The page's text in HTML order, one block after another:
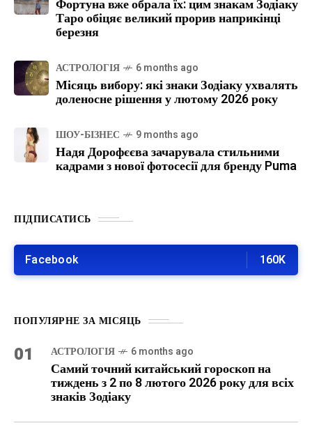
Фортуна вже обрала їх: цим знакам Зодіаку
Таро обіцяє великий прорив наприкінці
березня
АСТРОЛОГІЯ 6 months ago
Місяць вибору: які знаки Зодіаку ухвалять
доленосне рішення у лютому 2026 року
ШОУ-БІЗНЕС 9 months ago
Надя Дорофєєва зачарувала стильними
кадрами з нової фотосесії для бренду Puma
ПІДПИСАТИСЬ
Facebook 160K
ПОПУЛЯРНЕ ЗА МІСЯЦЬ
01 АСТРОЛОГІЯ 6 months ago
Самий точний китайський гороскоп на
тиждень з 2 по 8 лютого 2026 року для всіх
знаків Зодіаку